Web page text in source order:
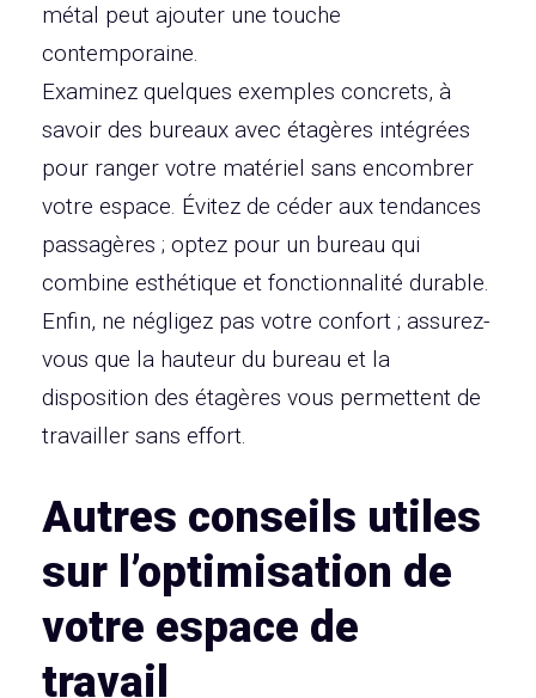
métal peut ajouter une touche
contemporaine.
Examinez quelques exemples concrets, à
savoir des bureaux avec étagères intégrées
pour ranger votre matériel sans encombrer
votre espace. Évitez de céder aux tendances
passagères ; optez pour un bureau qui
combine esthétique et fonctionnalité durable.
Enfin, ne négligez pas votre confort ; assurez-
vous que la hauteur du bureau et la
disposition des étagères vous permettent de
travailler sans effort.
Autres conseils utiles
sur l’optimisation de
votre espace de
travail